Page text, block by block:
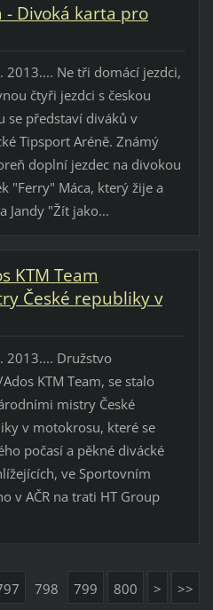
- Divoká karta pro
2013.... Ne tři domácí jezdci,
čtyři jezdci s českou
se představí diváků v
Tipsport Aréně. Známý
doplní jezdec na divokou
"Ferry" Máca, který žije a
Jandy "Žít jako...
KTM Team
České republiky v
2013.... Družstvo
KTM Team, se stalo
mistry České
v motokrosu, které se
počasí a pěkné divácké
ve Sportovním
v AČR na trati HT Group
798 799 800 > >>